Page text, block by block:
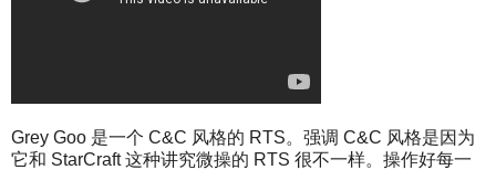
Grey Goo 是一个 C&C 风格的 RTS。强调 C&C 风格是因为
它和 StarCraft 这种讲究微操的 RTS 很不一样。操作好每一